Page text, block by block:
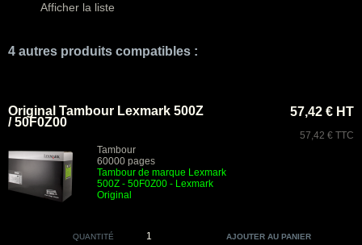
Afficher la liste
4 autres produits compatibles :
Original Tambour Lexmark 500Z
/ 50F0Z00
Tambour
60000 pages
Tambour de marque Lexmark
500Z - 50F0Z00 - Lexmark
Original
57,42 € HT
57,42 € TTC
QUANTITÉ